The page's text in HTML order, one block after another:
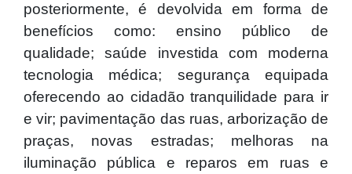
posteriormente, é devolvida em forma de
benefícios como: ensino público de
qualidade; saúde investida com moderna
tecnologia médica; segurança equipada
oferecendo ao cidadão tranquilidade para ir
e vir; pavimentação das ruas, arborização de
praças, novas estradas; melhoras na
iluminação pública e reparos em ruas e